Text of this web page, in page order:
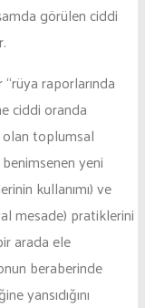
görülen ciddi
“rüya raporlarında
ciddi oranda
toplumsal
yeni
kullanımı) ve
mesade) pratiklerini
arada ele
beraberinde
yansıdığını